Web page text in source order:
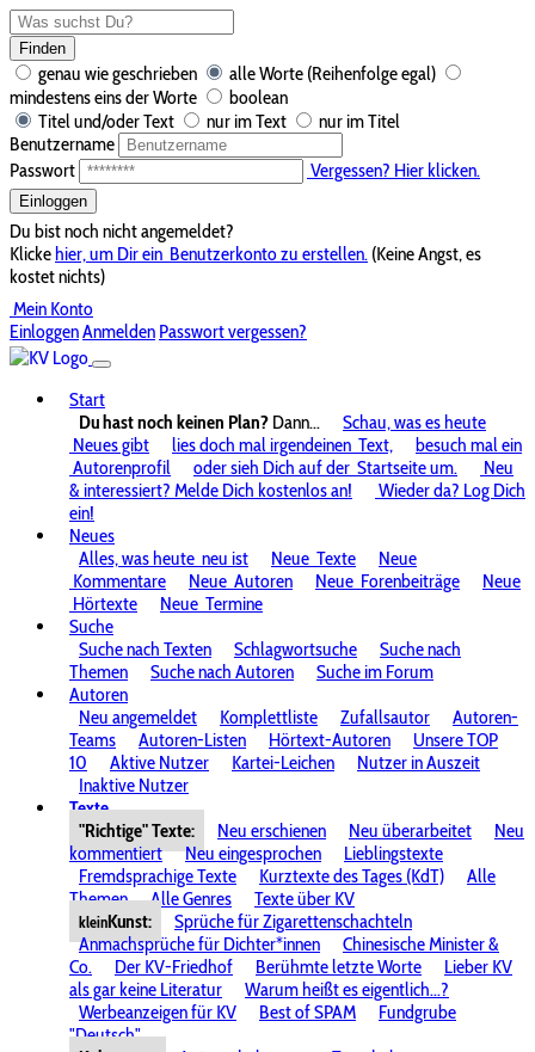
Finden
genau wie geschrieben
alle Worte (Reihenfolge egal)
mindestens eins der Worte
boolean
Titel und/oder Text
nur im Text
nur im Titel
Benutzername
Passwort
Vergessen? Hier klicken.
Einloggen
Du bist noch nicht angemeldet?
Klickehier, um Dir ein Benutzerkonto zu erstellen. (Keine Angst, es
kostet nichts)
Mein Konto
EinloggenAnmelden Passwort vergessen?
Start
Du hast noch keinen Plan? Dann...
Schau, was es heute
Neues gibt
lies doch mal irgendeinen Text,
besuch mal ein
Autorenprofil
oder sieh Dich auf der Startseite um.
Neu
& interessiert? Melde Dich kostenlos an!
Wieder da? Log Dich
ein!
Neues
Alles, was heute neu ist Neue Texte
Neue
Kommentare
Neue Autoren Neue Forenbeiträge
Neue
Hörtexte
Neue Termine
Suche
Suche nach Texten
Schlagwortsuche
Suche nach
Themen
Suche nach Autoren
Suche im Forum
Autoren
Neu angemeldet
Komplettliste Zufallsautor
Autoren-
Teams
Autoren-Listen Hörtext-Autoren
Unsere TOP
10
Aktive Nutzer Kartei-Leichen
Nutzer in Auszeit
Inaktive Nutzer
Texte
"Richtige" Texte:
Neu erschienen Neu überarbeitet
Neu
kommentiert
Neu eingesprochen
Lieblingstexte
Fremdsprachige Texte
Kurztexte des Tages (KdT)
Alle
Themen
Alle Genres Texte über KV
kleinKunst:
Sprüche für Zigarettenschachteln
Anmachsprüche für Dichter*innen
Chinesische Minister &
Co.
Der KV-Friedhof Berühmte letzte Worte
Lieber KV
als gar keine Literatur
Warum heißt es eigentlich...?
Werbeanzeigen für KV
Best of SPAM
Fundgrube
"Deutsch"